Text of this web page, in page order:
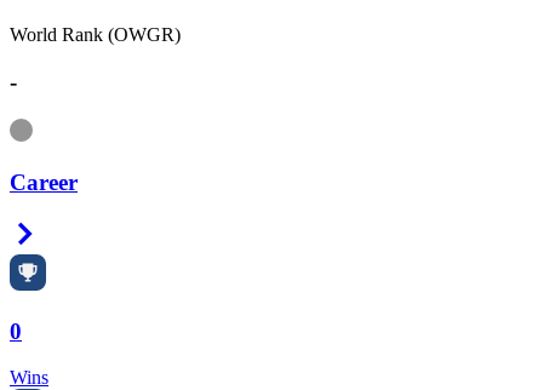
World Rank (OWGR)
-
Information
Career
0
Wins